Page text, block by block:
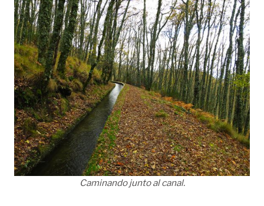
Caminando junto al canal.